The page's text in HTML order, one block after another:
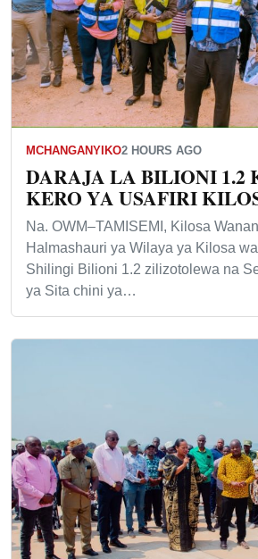
MCHANGANYIKO2 HOURS AGO
DARAJA LA BILIONI 1.2
KERO YA USAFIRI
Na. OWM–TAMISEMI, Kilosa
Halmashauri ya Wilaya ya Kilosa
Shilingi Bilioni 1.2 zilizotolewa na
ya Sita chini ya…